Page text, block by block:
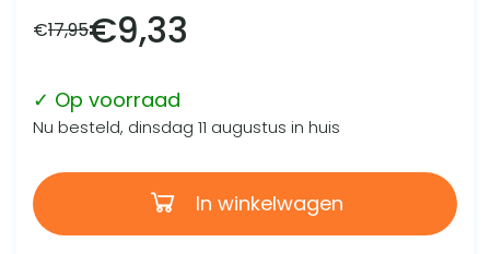
€17,95€9,33
✓ Op voorraad
Nu besteld, dinsdag 11 augustus in huis
In winkelwagen